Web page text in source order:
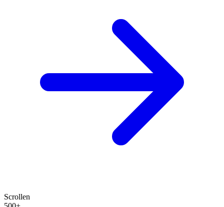
Scrollen